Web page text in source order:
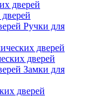
Ручки для
дверей
Замки для